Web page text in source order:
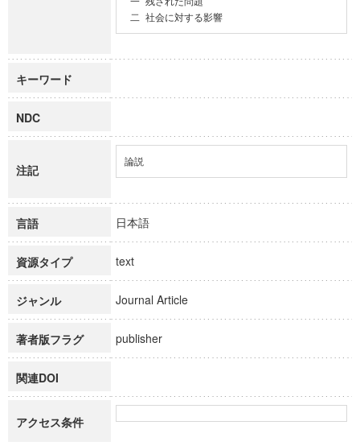
二 社会に対する影響
キーワード
NDC
注記
論説
言語 日本語
資源タイプ text
ジャンル Journal Article
著者版フラグ publisher
関連DOI
アクセス条件